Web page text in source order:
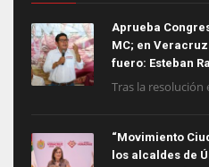
Aprueba
MC; en
fuero: Esteban
Tras la resolución
“Movimiento
los alcaldes de